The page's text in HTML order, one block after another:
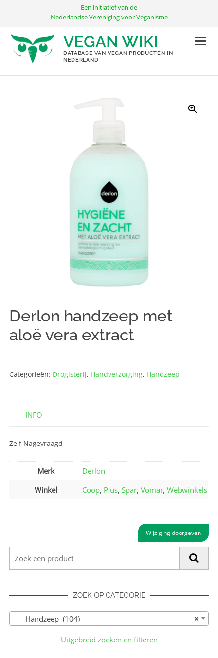
inhoud
Een initiatief van de
Nederlandse Vereniging voor Veganisme
VEGAN WIKI
DATABASE VAN VEGAN PRODUCTEN IN
NEDERLAND
Derlon handzeep met
aloë vera extract
Categorieën: Drogisterij, Hand­verzorging, Handzeep
INFO
Zelf Nagevraagd
Merk
Derlon
Winkel
Coop, Plus,Spar,Vomar,Webwinkels
Wijziging doorgeven
ZOEK OP CATEGORIE
×
Handzeep (104)
Uitgebreid zoeken en filteren